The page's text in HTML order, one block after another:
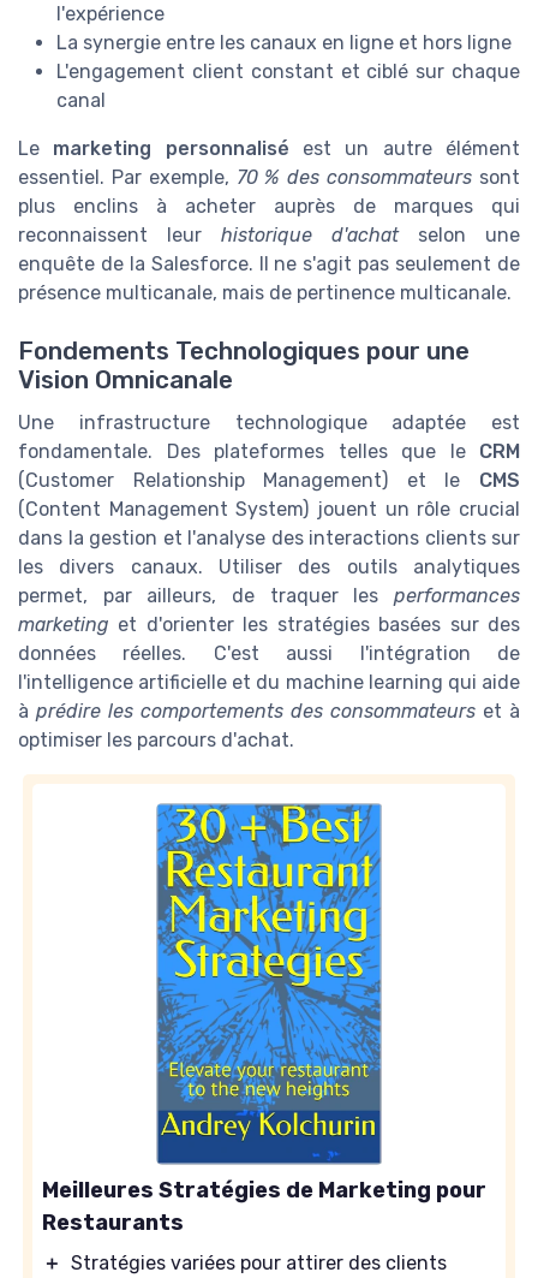
l'expérience
La synergie entre les canaux en ligne et hors ligne
L'engagement client constant et ciblé sur chaque
canal
Le marketing personnalisé est un autre élément
essentiel. Par exemple, 70 % des consommateurs sont
plus enclins à acheter auprès de marques qui
reconnaissent leur historique d'achatselon une
enquête de la Salesforce. Il ne s'agit pas seulement de
présence multicanale, mais de pertinence multicanale.
Fondements Technologiques pour une
Vision Omnicanale
Une infrastructure technologique adaptée est
fondamentale. Des plateformes telles que le CRM
(Customer Relationship Management) et le CMS
(Content Management System) jouent un rôle crucial
dans la gestion et l'analyse des interactions clients sur
les divers canaux. Utiliser des outils analytiques
permet, par ailleurs, de traquer les performances
marketing et d'orienter les stratégies basées sur des
données réelles. C'est aussi l'intégration de
l'intelligence artificielle et du machine learning qui aide
à prédire les comportements des consommateurs et à
optimiser les parcours d'achat.
Meilleures Stratégies de Marketing pour
Restaurants
＋ Stratégies variées pour attirer des clients